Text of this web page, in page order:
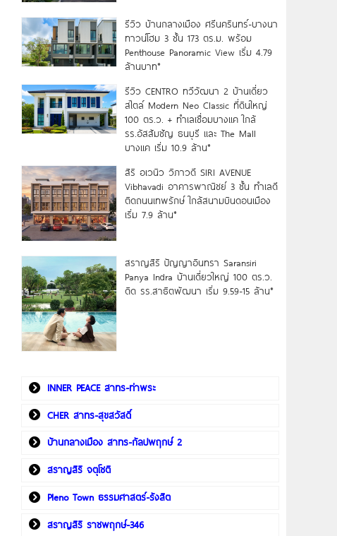
รีวิว บ้านกลางเมือง ศรีนครินทร์-บางนา
ทาวน์โฮม 3 ชั้น 173 ตร.ม. พร้อม
Penthouse Panoramic View เริ่ม 4.79
ล้านบาท*
รีวิว CENTRO ทวีวัฒนา 2 บ้านเดี่ยว
สไตล์ Modern Neo Classic ที่ดินใหญ่
100 ตร.ว. + ทำเลเชื่อมบางแค ใกล้
รร.อัสสัมชัญ ธนบุรี และ The Mall
บางแค เริ่ม 10.9 ล้าน*
สิริ อเวนิว วิภาวดี SIRI AVENUE
Vibhavadi อาคารพาณิชย์ 3 ชั้น ทำเลดี
ติดถนนเทพรักษ์ ใกล้สนามบินดอนเมือง
เริ่ม 7.9 ล้าน*
สราญสิริ ปัญญาอินทรา Saransiri
Panya Indra บ้านเดี่ยวใหญ่ 100 ตร.ว.
ดิด รร.สาธิตพัฒนา เริ่ม 9.59-15 ล้าน*
INNER PEACE สาทร-ท่าพระ
CHER สาทร-สุขสวัสดิ์
บ้านกลางเมือง สาทร-กัลปพฤกษ์ 2
สราญสิริ จตุโชติ
Pleno Town ธรรมศาสตร์-รังสิต
สราญสิริ ราชพฤกษ์-346